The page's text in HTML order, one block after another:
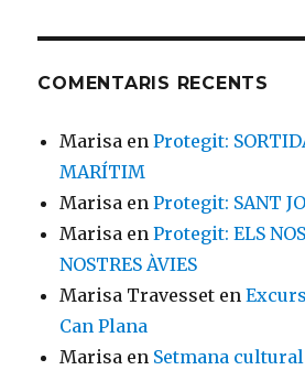
COMENTARIS RECENTS
Marisa enProtegit:
MARÍTIM
Marisa enProtegit: SANT
Marisa enProtegit: ELS
NOSTRES ÀVIES
Marisa Travesset en
Can Plana
Marisa en Setmana